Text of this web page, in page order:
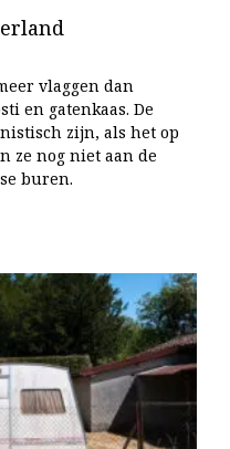
vlaggen dan
en gatenkaas. De
zijn, als het op
ze nog niet aan de
buren.